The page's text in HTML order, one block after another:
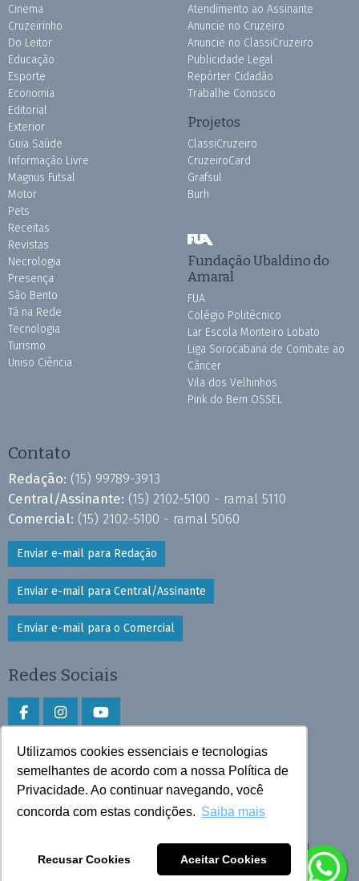
Utilizamos cookies essenciais e tecnologias
semelhantes de acordo com a nossa Política de
Privacidade. Ao continuar navegando, você
concorda com estas condições. Saiba mais
Recusar Cookies Aceitar Cookies
Cinema
Cruzeirinho
Do Leitor
Educação
Esporte
Economia
Editorial
Exterior
Guia Saúde
Informação Livre
Magnus Futsal
Motor
Pets
Receitas
Revistas
Necrologia
Presença
São Bento
Tá na Rede
Tecnologia
Turismo
Uniso Ciência
Atendimento ao Assinante
Anuncie no Cruzeiro
Anuncie no ClassiCruzeiro
Publicidade Legal
Repórter Cidadão
Trabalhe Conosco
Projetos
ClassiCruzeiro
CruzeiroCard
Grafsul
Burh
Fundação Ubaldino do
Amaral
FUA
Colégio Politécnico
Lar Escola Monteiro Lobato
Liga Sorocabana de Combate ao
Câncer
Vila dos Velhinhos
Pink do Bem OSSEL
Contato
Redação: (15) 99789-3913
Central/Assinante: (15) 2102-5100 - ramal 5110
Comercial: (15) 2102-5100 - ramal 5060
Enviar e-mail para Redação
Enviar e-mail para Central/Assinante
Enviar e-mail para o Comercial
Redes Sociais
Faça download do aplicativo
Play Store e App Store
Todos os direitos reservados © 2025 Cruzeiro do Sul